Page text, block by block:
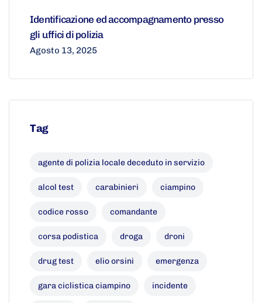
Identificazione ed accompagnamento presso
gli uffici di polizia
Agosto 13, 2025
Tag
agente di polizia locale deceduto in servizio
alcol test carabinieri ciampino
codice rosso comandante
corsa podistica droga droni
drug test elio orsini emergenza
gara ciclistica ciampino incidente